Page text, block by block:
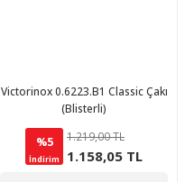
Victorinox 0.6223.B1 Classic Çakı
(Blisterli)
%5
İndirim
1.219,00 TL
1.158,05 TL